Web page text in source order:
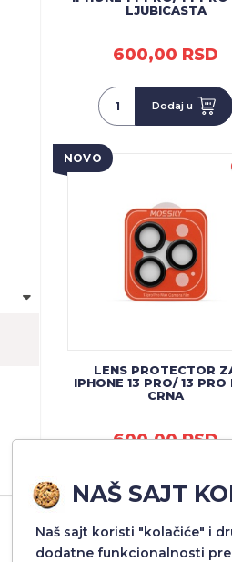
LJUBICASTA
600,00 RSD
Dodaj u
NOVO
LENS PROTECTOR
IPHONE 13 PRO/ 13 PRO
CRNA
600,00 RSD
Dodaj u
NOVO
NAŠ SAJT
Naš sajt koristi "kolačiće" i
dodatne funkcionalnosti